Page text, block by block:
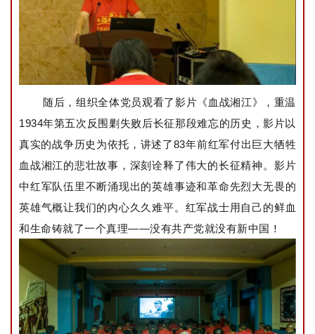
随后，组织全体党员观看了影片《血战湘江》，重温
1934年第五次反围剿失败后长征那段难忘的历史，影片以
真实的战争历史为依托，讲述了83年前红军付出巨大牺牲
血战湘江的悲壮故事，深刻诠释了伟大的长征精神。影片
中红军队伍里不断涌现出的英雄事迹和革命先烈大无畏的
英雄气概让我们的内心久久难平。红军战士用自己的鲜血
和生命铸就了一个真理——没有共产党就没有新中国！